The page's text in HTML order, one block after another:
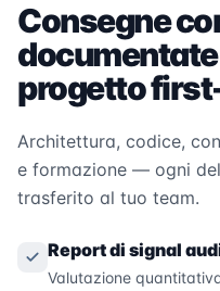
Consegne
progetto
Architettura, codice,
e formazione — ogni
trasferito al tuo team.
Report di signal
Valutazione